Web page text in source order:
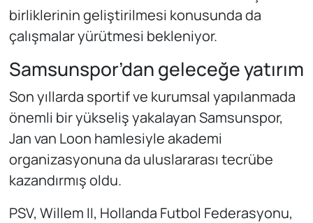
birliklerinin geliştirilmesi konusunda da
çalışmalar yürütmesi bekleniyor.
Samsunspor’dan geleceğe yatırım
Son yıllarda sportif ve kurumsal yapılanmada
önemli bir yükseliş yakalayan Samsunspor,
Jan van Loon hamlesiyle akademi
organizasyonuna da uluslararası tecrübe
kazandırmış oldu.
PSV, Willem II, Hollanda Futbol Federasyonu,